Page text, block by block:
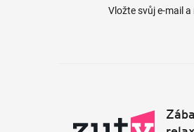
Vložte svůj e-mail